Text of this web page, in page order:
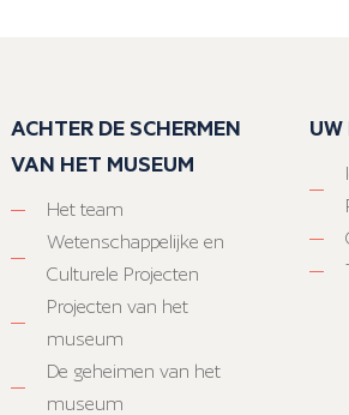
ACHTER DE SCHERMEN
VAN HET MUSEUM
Het team
Wetenschappelijke en
Culturele Projecten
Projecten van het
museum
De geheimen van het
museum
UW